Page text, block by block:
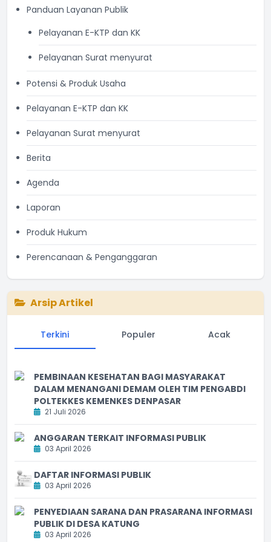
Panduan Layanan Publik
Pelayanan E-KTP dan KK
Pelayanan Surat menyurat
Potensi & Produk Usaha
Pelayanan E-KTP dan KK
Pelayanan Surat menyurat
Berita
Agenda
Laporan
Produk Hukum
Perencanaan & Penganggaran
Arsip Artikel
Terkini Populer Acak
PEMBINAAN KESEHATAN BAGI MASYARAKAT
DALAM MENANGANI DEMAM OLEH TIM PENGABDI
POLTEKKES KEMENKES DENPASAR
21 Juli 2026
ANGGARAN TERKAIT INFORMASI PUBLIK
03 April 2026
DAFTAR INFORMASI PUBLIK
03 April 2026
PENYEDIAAN SARANA DAN PRASARANA INFORMASI
PUBLIK DI DESA KATUNG
03 April 2026